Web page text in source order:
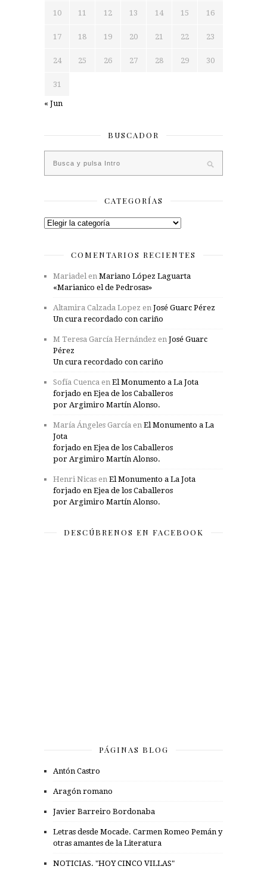
10 11 12 13 14 15 16
17 18 19 20 21 22 23
24 25 26 27 28 29 30
31
« Jun
BUSCADOR
CATEGORÍAS
Categorías
COMENTARIOS RECIENTES
Mariadelen Mariano López Laguarta
«Marianico el de Pedrosas»
Altamira Calzada Lopez en José Guarc Pérez
Un cura recordado con cariño
M Teresa García Hernández en José Guarc
Pérez
Un cura recordado con cariño
Sofía Cuenca en El Monumento a La Jota
forjado en Ejea de los Caballeros
por Argimiro Martín Alonso.
María Ángeles García en El Monumento a La
Jota
forjado en Ejea de los Caballeros
por Argimiro Martín Alonso.
Henri Nicas en El Monumento a La Jota
forjado en Ejea de los Caballeros
por Argimiro Martín Alonso.
DESCÚBRENOS EN FACEBOOK
PÁGINAS BLOG
Antón Castro
Aragón romano
Javier Barreiro Bordonaba
Letras desde Mocade. Carmen Romeo Pemán y
otras amantes de la Literatura
NOTICIAS. "HOY CINCO VILLAS"